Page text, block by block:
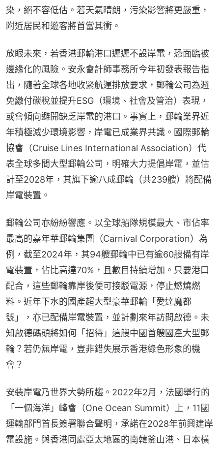
染，絕不容低估。若天氣晴朗，污染影響將更嚴重，
附近居民和遊客將首當其衝。
放眼未來，若香港郵輪港口遲遲不設岸電，恐面臨被
邊緣化的風險。安永會計師事務所今年初發表報告指
出，隨著全球各地收緊航運排放要求，郵輪公司為避
免繳付碳稅並提升ESG（環境、社會及管治）表現，
或會傾向避開缺乏岸電的港口。事實上，郵輪業界近
年積極減少環境影響，岸電已成業界共識。國際郵輪
協會（Cruise Lines International Association）代
表全球多間大型郵輪公司，明確大力提倡岸電，並估
計至2028年，其旗下逾八成郵輪（共239艘）將配備
岸電裝置。
郵輪公司亦紛紛響應。以全球船隊規模最大、市佔率
最高的嘉年華郵輪集團（Carnival Corporation）為
例，截至2024年，其94艘郵輪中已有逾60艘備有岸
電裝置，佔比高達70%，且數目持續增加。只要港口
配合，這些郵輪靠岸後便可接駁電源，停止燃燒燃
料。近年下水的國產超大型豪華郵輪「愛達魔都
號」，亦已配備岸電裝置，並計劃來年訪問啟德。未
知啟德碼頭將如何「招待」這艘中國首艘國產大型郵
輪？若仍無岸電，豈非錯失展示香港綠色形象的機
會？
安裝岸電乃世界大勢所趨。2022年2月，法國舉行的
「一個海洋」峰會（One Ocean Summit）上，11國
運輸部門首長簽署聯合聲明，承諾在2028年前興建岸
電設施。與香港同處亞太地區的南韓釜山港、日本橫